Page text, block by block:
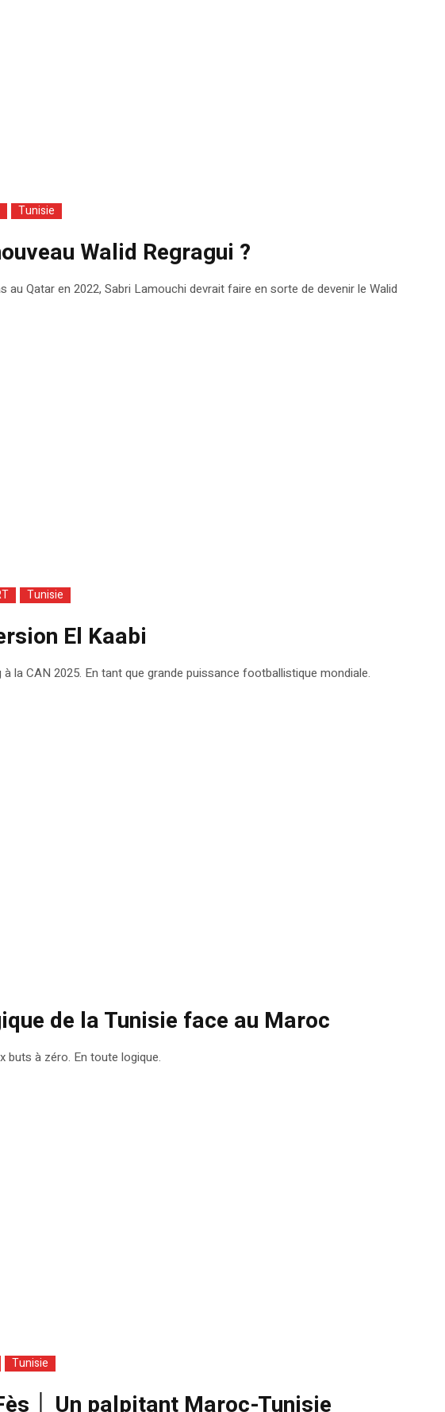
Tunisie
Walid Regragui ?
au Qatar en 2022, Sabri Lamouchi devrait faire en sorte de devenir le Walid
Tunisie
El Kaabi
la CAN 2025. En tant que grande puissance footballistique mondiale.
de la Tunisie face au Maroc
buts à zéro. En toute logique.
Tunisie
│ Un palpitant Maroc-Tunisie